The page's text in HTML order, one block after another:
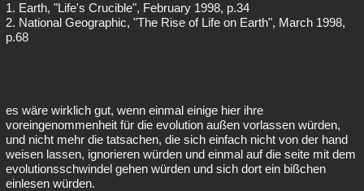
1. Earth, "Life's Crucible", February 1998, p.34
2. National Geographic, "The Rise of Life on Earth", March 1998,
p.68
es wäre wirklich gut, wenn einmal einige hier ihre
voreingenommenheit für die evolution außen vorlassen würden,
und nicht mehr die tatsachen, die sich einfach nicht von der hand
weisen lassen, ignorieren würden und einmal auf die seite mit dem
evolutionsschwindel gehen würden und sich dort ein bißchen
einlesen würden.